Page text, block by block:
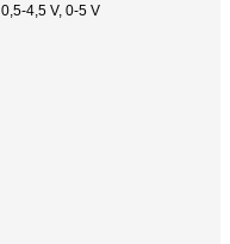
4,5 V, 0-5 V